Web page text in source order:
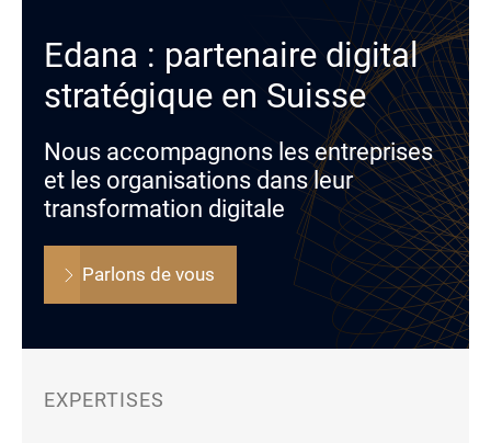
Edana : partenaire digital
stratégique en Suisse
Nous accompagnons les entreprises
et les organisations dans leur
transformation digitale
Parlons de vous
EXPERTISES